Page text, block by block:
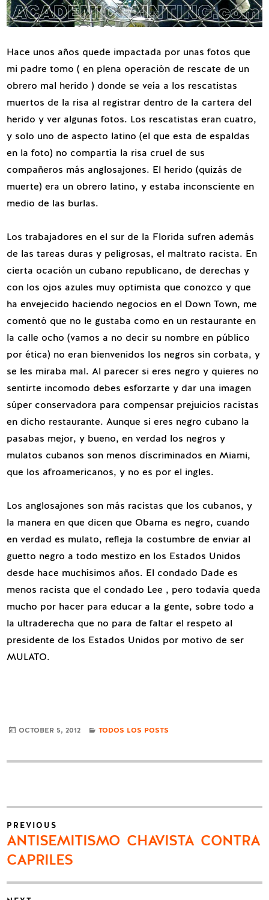
Hace unos años quede impactada por unas fotos que
mi padre tomo ( en plena operación de rescate de un
obrero mal herido ) donde se veía a los rescatistas
muertos de la risa al registrar dentro de la cartera del
herido y ver algunas fotos. Los rescatistas eran cuatro,
y solo uno de aspecto latino (el que esta de espaldas
en la foto) no compartía la risa cruel de sus
compañeros más anglosajones. El herido (quizás de
muerte) era un obrero latino, y estaba inconsciente en
medio de las burlas.
Los trabajadores en el sur de la Florida sufren además
de las tareas duras y peligrosas, el maltrato racista. En
cierta ocación un cubano republicano, de derechas y
con los ojos azules muy optimista que conozco y que
ha envejecido haciendo negocios en el Down Town, me
comentó que no le gustaba como en un restaurante en
la calle ocho (vamos a no decir su nombre en público
por ética) no eran bienvenidos los negros sin corbata, y
se les miraba mal. Al parecer si eres negro y quieres no
sentirte incomodo debes esforzarte y dar una imagen
súper conservadora para compensar prejuicios racistas
en dicho restaurante. Aunque si eres negro cubano la
pasabas mejor, y bueno, en verdad los negros y
mulatos cubanos son menos díscriminados en Miami,
que los afroamericanos, y no es por el ingles.
Los anglosajones son más racistas que los cubanos, y
la manera en que dicen que Obama es negro, cuando
en verdad es mulato, refleja la costumbre de enviar al
guetto negro a todo mestizo en los Estados Unidos
desde hace muchísimos años. El condado Dade es
menos racista que el condado Lee , pero todavía queda
mucho por hacer para educar a la gente, sobre todo a
la ultraderecha que no para de faltar el respeto al
presidente de los Estados Unidos por motivo de ser
MULATO.
OCTOBER 5, 2012 CATEGORIES
TODOS LOS POSTS
Post
navigation
PREVIOUS
Previous
ANTISEMITISMO CHAVISTA CONTRA
CAPRILES